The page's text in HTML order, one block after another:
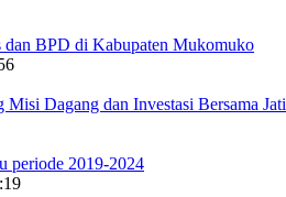
dan BPD di Kabupaten Mukomuko
Dagang dan Investasi Bersama
periode 2019-2024